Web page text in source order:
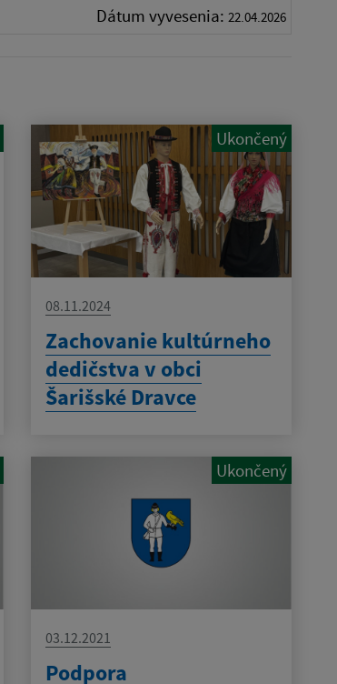
Dátum vyvesenia: 22.04.2026
Ukončený
08.11.2024
Zachovanie kultúrneho
dedičstva v obci
Šarišské Dravce
Ukončený
03.12.2021
Podpora